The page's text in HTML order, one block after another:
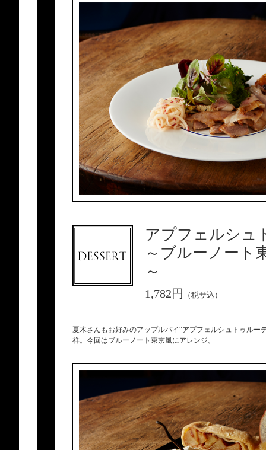
アプフェルシュ
～ブルーノート
～
1,782円 （税サ込）
夏木さんもお好みのアップルパイ“アプフェルシュトゥルー
祥。今回はブルーノート東京風にアレンジ。